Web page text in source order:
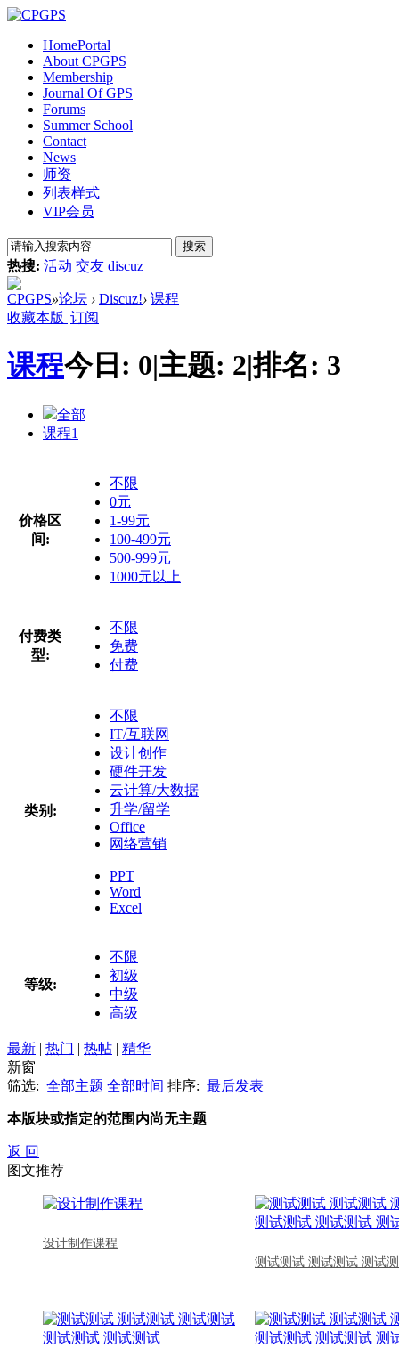
HomePortal
About CPGPS
Membership
Journal Of GPS
Forums
Summer School
Contact
News
师资
列表样式
VIP会员
搜索
热搜: 活动 交友 discuz
CPGPS»论坛 › Discuz!› 课程
收藏本版 |订阅
课程今日: 0|主题: 2|排名: 3
全部
课程1
价格区
间:
不限
0元
1-99元
100-499元
500-999元
1000元以上
付费类
型:
不限
免费
付费
类别:
不限
IT/互联网
设计创作
硬件开发
云计算/大数据
升学/留学
Office
网络营销
PPT
Word
Excel
等级:
不限
初级
中级
高级
最新 | 热门 | 热帖 | 精华
新窗
筛选: 全部主题 全部时间 排序: 最后发表
本版块或指定的范围内尚无主题
返 回
图文推荐
设计制作课程
测试测试 测试测试 测试